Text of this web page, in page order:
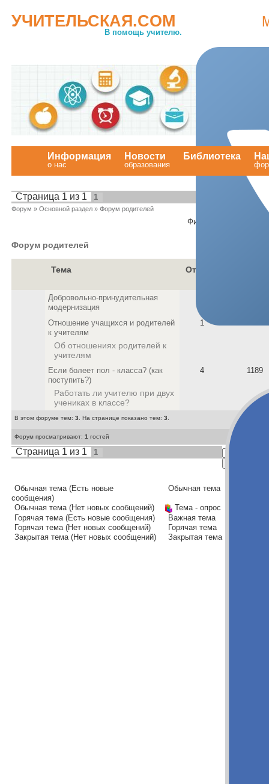
УЧИТЕЛЬСКАЯ.COM
В помощь учителю.
Информация
о нас
Новости
образования
Библиотека
Страница 1 из 1 1
Форум » Основной раздел » Форум родителей
Фильтр по:
Форум родителей
Тема Ответы
Добровольно-принудительная
модернизация
Отношение учащихся и родителей
к учителям
Об отношениях родителей к
учителям
1
Если болеет пол - класса? (как
поступить?)
Работать ли учителю при двух
учениках в классе?
4 1189
В этом форуме тем: 3 . На странице показано тем: 3
Форум просматривают: 1 гостей
Страница 1 из 1 1
Обычная тема (Есть новые
сообщения)
Обычная тема
Обычная тема (Нет новых сообщений)
Тема - опрос
Горячая тема (Есть новые сообщения)
Важная тема
Горячая тема (Нет новых сообщений)
Горячая тема
Закрытая тема (Нет новых сообщений)
Закрытая тема